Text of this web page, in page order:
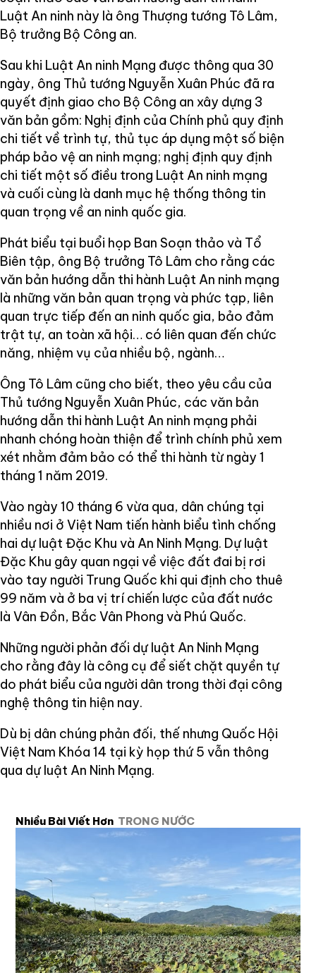
Luật An ninh này là ông Thượng tướng Tô Lâm,
Bộ trưởng Bộ Công an.
Sau khi Luật An ninh Mạng được thông qua 30
ngày, ông Thủ tướng Nguyễn Xuân Phúc đã ra
quyết định giao cho Bộ Công an xây dựng 3
văn bản gồm: Nghị định của Chính phủ quy định
chi tiết về trình tự, thủ tục áp dụng một số biện
pháp bảo vệ an ninh mạng; nghị định quy định
chi tiết một số điều trong Luật An ninh mạng
và cuối cùng là danh mục hệ thống thông tin
quan trọng về an ninh quốc gia.
Phát biểu tại buổi họp Ban Soạn thảo và Tổ
Biên tập, ông Bộ trưởng Tô Lâm cho rằng các
văn bản hướng dẫn thi hành Luật An ninh mạng
là những văn bản quan trọng và phức tạp, liên
quan trực tiếp đến an ninh quốc gia, bảo đảm
trật tự, an toàn xã hội… có liên quan đến chức
năng, nhiệm vụ của nhiều bộ, ngành…
Ông Tô Lâm cũng cho biết, theo yêu cầu của
Thủ tướng Nguyễn Xuân Phúc, các văn bản
hướng dẫn thi hành Luật An ninh mạng phải
nhanh chóng hoàn thiện để trình chính phủ xem
xét nhằm đảm bảo có thể thi hành từ ngày 1
tháng 1 năm 2019.
Vào ngày 10 tháng 6 vừa qua, dân chúng tại
nhiều nơi ở Việt Nam tiến hành biểu tình chống
hai dự luật Đặc Khu và An Ninh Mạng. Dự luật
Đặc Khu gây quan ngại về việc đất đai bị rơi
vào tay người Trung Quốc khi qui định cho thuê
99 năm và ở ba vị trí chiến lược của đất nước
là Vân Đồn, Bắc Vân Phong và Phú Quốc.
Những người phản đối dự luật An Ninh Mạng
cho rằng đây là công cụ để siết chặt quyền tự
do phát biểu của người dân trong thời đại công
nghệ thông tin hiện nay.
Dù bị dân chúng phản đối, thế nhưng Quốc Hội
Việt Nam Khóa 14 tại kỳ họp thứ 5 vẫn thông
qua dự luật An Ninh Mạng.
Nhiều Bài Viết Hơn TRONG NƯỚC